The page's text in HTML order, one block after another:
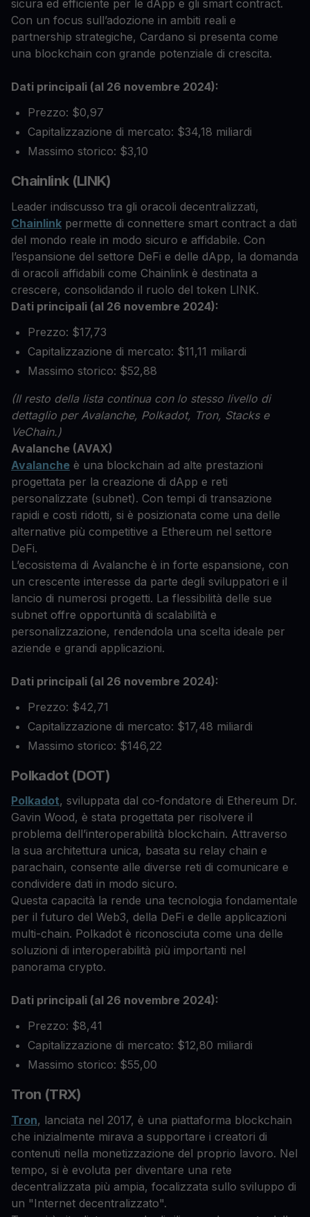
sicura ed efficiente per le dApp e gli smart contract.
Con un focus sull’adozione in ambiti reali e
partnership strategiche, Cardano si presenta come
una blockchain con grande potenziale di crescita.
Dati principali (al 26 novembre 2024):
Prezzo: $0,97
Capitalizzazione di mercato: $34,18 miliardi
Massimo storico: $3,10
Chainlink (LINK)
Leader indiscusso tra gli oracoli decentralizzati,
Chainlink permette di connettere smart contract a dati
del mondo reale in modo sicuro e affidabile. Con
l’espansione del settore DeFi e delle dApp, la domanda
di oracoli affidabili come Chainlink è destinata a
crescere, consolidando il ruolo del token LINK.
Dati principali (al 26 novembre 2024):
Prezzo: $17,73
Capitalizzazione di mercato: $11,11 miliardi
Massimo storico: $52,88
(Il resto della lista continua con lo stesso livello di
dettaglio per Avalanche, Polkadot, Tron, Stacks e
VeChain.)
Avalanche (AVAX)
Avalanche è una blockchain ad alte prestazioni
progettata per la creazione di dApp e reti
personalizzate (subnet). Con tempi di transazione
rapidi e costi ridotti, si è posizionata come una delle
alternative più competitive a Ethereum nel settore
DeFi.
L’ecosistema di Avalanche è in forte espansione, con
un crescente interesse da parte degli sviluppatori e il
lancio di numerosi progetti. La flessibilità delle sue
subnet offre opportunità di scalabilità e
personalizzazione, rendendola una scelta ideale per
aziende e grandi applicazioni.
Dati principali (al 26 novembre 2024):
Prezzo: $42,71
Capitalizzazione di mercato: $17,48 miliardi
Massimo storico: $146,22
Polkadot (DOT)
Polkadot, sviluppata dal co-fondatore di Ethereum Dr.
Gavin Wood, è stata progettata per risolvere il
problema dell’interoperabilità blockchain. Attraverso
la sua architettura unica, basata su relay chain e
parachain, consente alle diverse reti di comunicare e
condividere dati in modo sicuro.
Questa capacità la rende una tecnologia fondamentale
per il futuro del Web3, della DeFi e delle applicazioni
multi-chain. Polkadot è riconosciuta come una delle
soluzioni di interoperabilità più importanti nel
panorama crypto.
Dati principali (al 26 novembre 2024):
Prezzo: $8,41
Capitalizzazione di mercato: $12,80 miliardi
Massimo storico: $55,00
Tron (TRX)
Tron, lanciata nel 2017, è una piattaforma blockchain
che inizialmente mirava a supportare i creatori di
contenuti nella monetizzazione del proprio lavoro. Nel
tempo, si è evoluta per diventare una rete
decentralizzata più ampia, focalizzata sullo sviluppo di
un "Internet decentralizzato".